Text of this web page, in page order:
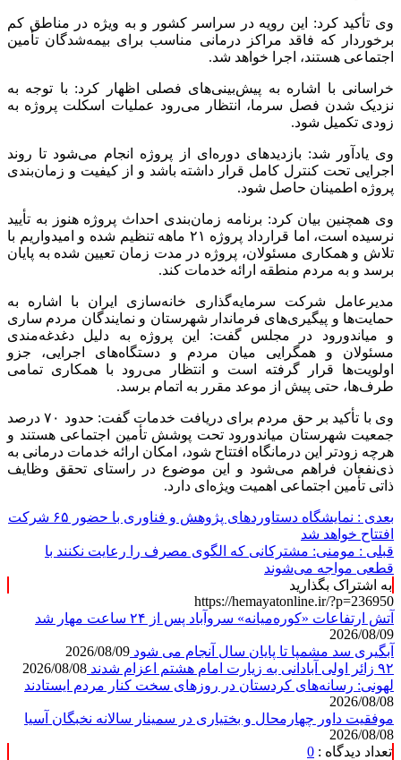
وی تأکید کرد: این رویه در سراسر کشور و به ویژه در مناطق کم
برخوردار که فاقد مراکز درمانی مناسب برای بیمه‌شدگان تأمین
اجتماعی هستند، اجرا خواهد شد.
خراسانی با اشاره به پیش‌بینی‌های فصلی اظهار کرد: با توجه به
نزدیک شدن فصل سرما، انتظار می‌رود عملیات اسکلت پروژه به
زودی تکمیل شود.
وی یادآور شد: بازدیدهای دوره‌ای از پروژه انجام می‌شود تا روند
اجرایی تحت کنترل کامل قرار داشته باشد و از کیفیت و زمان‌بندی
پروژه اطمینان حاصل شود.
وی همچنین بیان کرد: برنامه زمان‌بندی احداث پروژه هنوز به تأیید
نرسیده است، اما قرارداد پروژه ۲۱ ماهه تنظیم شده و امیدواریم با
تلاش و همکاری مسئولان، پروژه در مدت زمان تعیین شده به پایان
برسد و به مردم منطقه ارائه خدمات کند.
مدیرعامل شرکت سرمایه‌گذاری خانه‌سازی ایران با اشاره به
حمایت‌ها و پیگیری‌های فرماندار شهرستان و نمایندگان مردم ساری
و میاندورود در مجلس گفت: این پروژه به دلیل دغدغه‌مندی
مسئولان و همگرایی میان مردم و دستگاه‌های اجرایی، جزو
اولویت‌ها قرار گرفته است و انتظار می‌رود با همکاری تمامی
طرف‌ها، حتی پیش از موعد مقرر به اتمام برسد.
وی با تأکید بر حق مردم برای دریافت خدمات گفت: حدود ۷۰ درصد
جمعیت شهرستان میاندورود تحت پوشش تأمین اجتماعی هستند و
هرچه زودتر این درمانگاه افتتاح شود، امکان ارائه خدمات درمانی به
ذی‌نفعان فراهم می‌شود و این موضوع در راستای تحقق وظایف
ذاتی تأمین اجتماعی اهمیت ویژه‌ای دارد.
بعدی :
نمایشگاه دستاوردهای پژوهش و فناوری با حضور ۶۵ شرکت
افتتاح خواهد شد
قبلی : مومنی: مشترکانی که الگوی مصرف را رعایت نکنند با
قطعی مواجه می‌شوند
به اشتراک بگذارید
https://hemayatonline.ir/?p=236950
آتش ارتفاعات «کوره‌میانه» سروآباد پس از ۲۴ ساعت مهار شد
2026/08/09
آبگیری سد مشمپا تا پایان سال آنجام می شود 2026/08/09
۹۲ زائر اولی آبادانی به زیارت امام هشتم اعزام شدند
2026/08/08
لهونی: رسانه‌های کردستان در روزهای سخت کنار مردم ایستادند
2026/08/08
موفقیت داور چهارمحال و بختیاری در سمینار سالانه نخبگان آسیا
2026/08/08
تعداد دیدگاه : 0